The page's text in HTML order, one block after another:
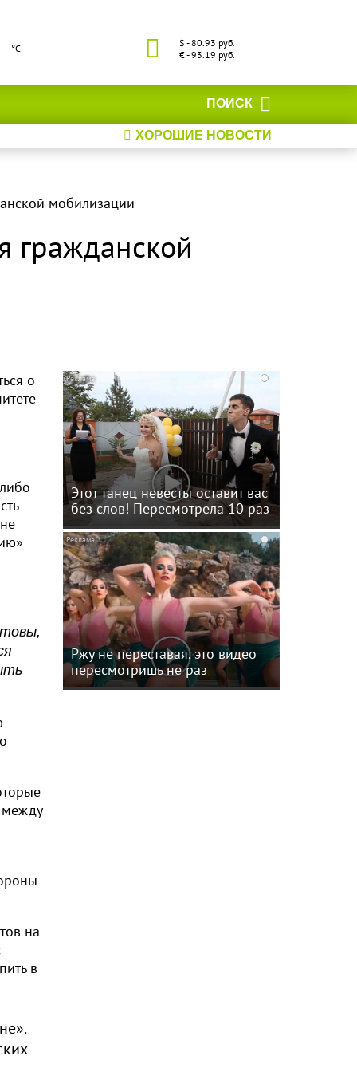
°С
$ - 80.93 руб.
€ - 93.19 руб.
ПОИСК
ХОРОШИЕ НОВОСТИ
мобилизации
гражданской
о
между
на
в
i
Этот танец невесты оставит вас
без слов! Пересмотрела 10 раз
i
Ржу не переставая, это видео
пересмотришь не раз